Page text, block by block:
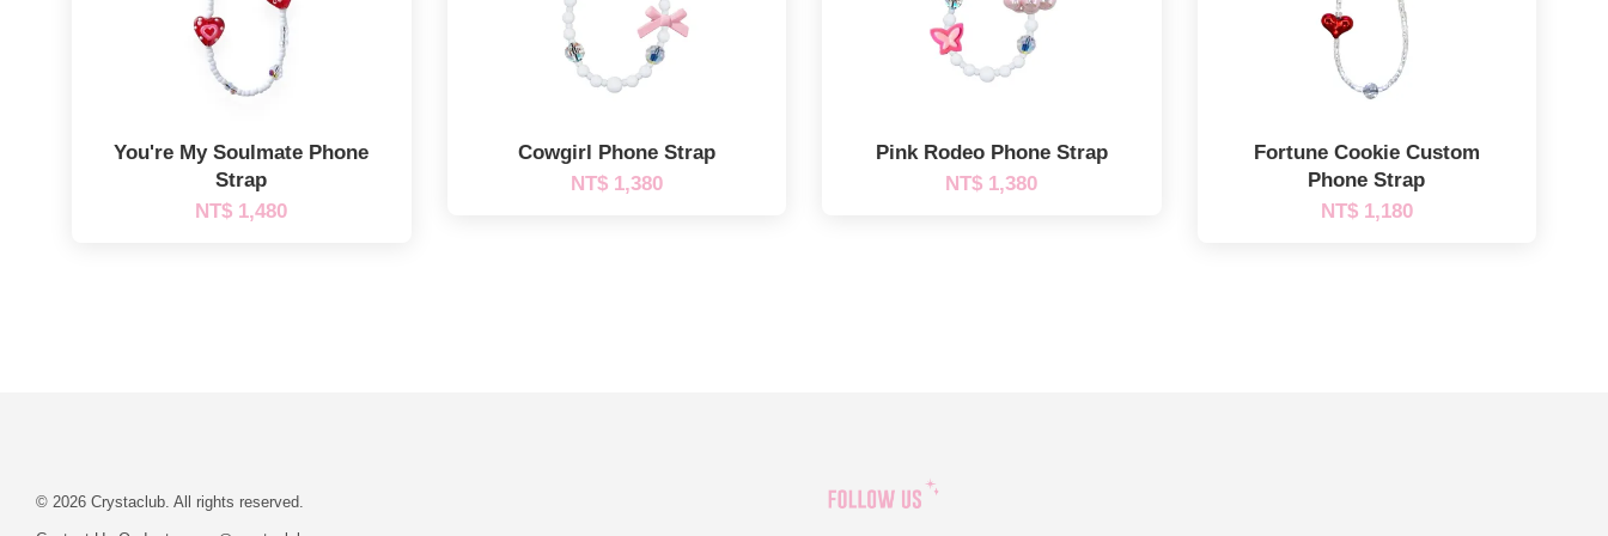
You're My Soulmate Phone
Strap
NT$ 1,480
Cowgirl Phone Strap
NT$ 1,380
Pink Rodeo Phone Strap
NT$ 1,380
Fortune Cookie Custom
Phone Strap
NT$ 1,180
© 2026 Crystaclub. All rights reserved.